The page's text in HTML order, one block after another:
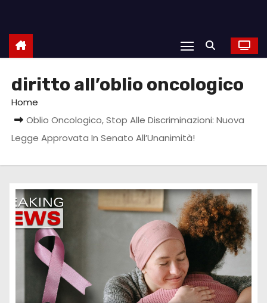
diritto all’oblio oncologico
Home
Oblio Oncologico, Stop Alle Discriminazioni: Nuova
Legge Approvata In Senato All’Unanimità!